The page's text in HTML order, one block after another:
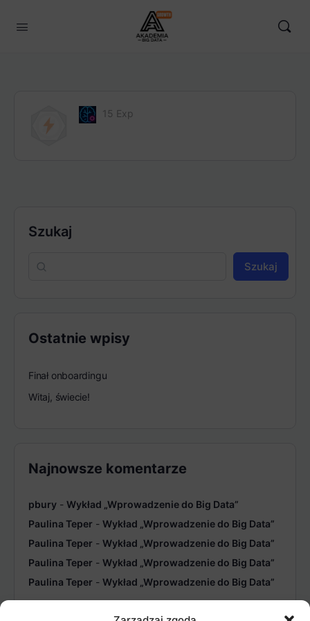
15 Exp
Szukaj
Szukaj
Ostatnie wpisy
Finał onboardingu
Witaj, świecie!
Najnowsze komentarze
pbury - Wykład „Wprowadzenie do Big Data”
Paulina Teper - Wykład „Wprowadzenie do Big Data”
Paulina Teper - Wykład „Wprowadzenie do Big Data”
Paulina Teper - Wykład „Wprowadzenie do Big Data”
Paulina Teper - Wykład „Wprowadzenie do Big Data”